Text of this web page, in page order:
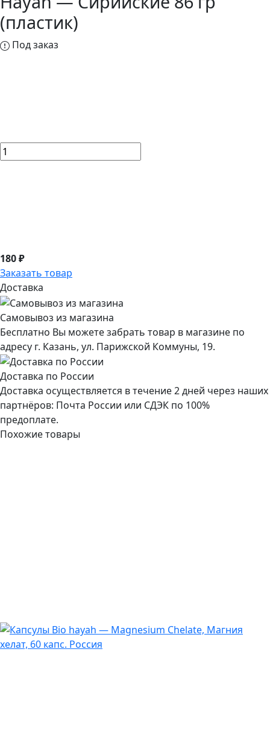
(пластик)
Под заказ
180 ₽
Заказать товар
Доставка
Самовывоз из магазина
Бесплатно Вы можете забрать товар в магазине по
адресу г. Казань, ул. Парижской Коммуны, 19.
Доставка по России
Доставка осуществляется в течение 2 дней через наших
партнёров: Почта России или СДЭК по 100%
предоплате.
Похожие товары